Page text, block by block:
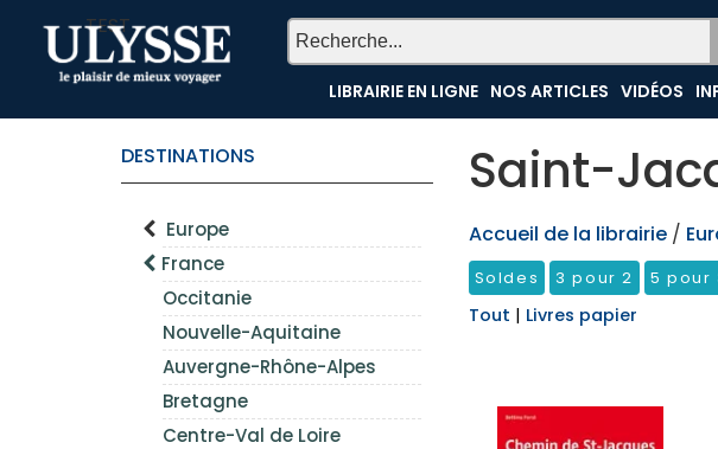
TEST
LIBRAIRIE EN LIGNE NOS ARTICLES VIDÉOS
DESTINATIONS
Europe
France
Occitanie
Nouvelle-Aquitaine
Auvergne-Rhône-Alpes
Bretagne
Centre-Val de Loire
Saint-
Accueil de la librairie /
Soldes 3 pour 2 5 pour
Tout | Livres papier